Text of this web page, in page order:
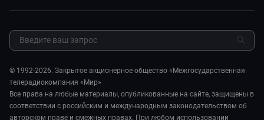
Шоу-бизнес
Стиль жизни
Сад и огород
Мировое соглашение
Предварительный диагноз
Пять причин поехать в...
Закупки и тендеры
Обратная связь
© 1992-2026. Закрытое акционерное общество «Межгосударственная
телерадиокомпания «Мир»
Все права на любые материалы, опубликованные на сайте, защищены в
соответствии с российским и международным законодательством об
авторском праве и смежных правах. При любом использовании